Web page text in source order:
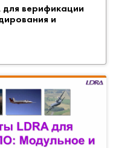
для верификации
и